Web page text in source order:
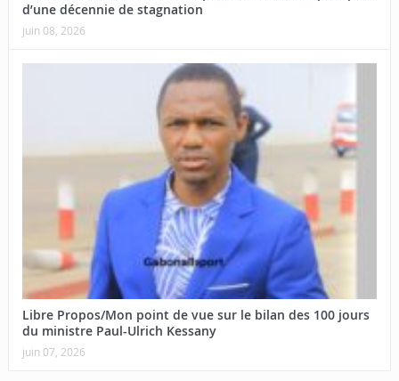
d’une décennie de stagnation
juin 08, 2026
Libre Propos/Mon point de vue sur le bilan des 100 jours
du ministre Paul-Ulrich Kessany
juin 07, 2026